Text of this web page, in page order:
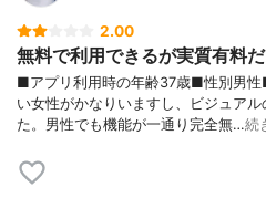
2.00
無料で利用できるが実質有料
■アプリ利用時の年齢37歳■性別男
い女性がかなりいますし、ビジュア
た。男性でも機能が一通り完全無…続